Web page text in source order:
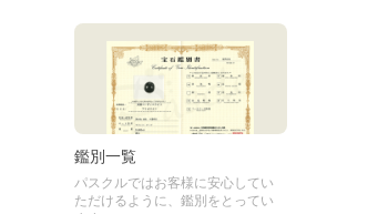
鑑別一覧
パスクルではお客様に安心してい
ただけるように、鑑別をとってい